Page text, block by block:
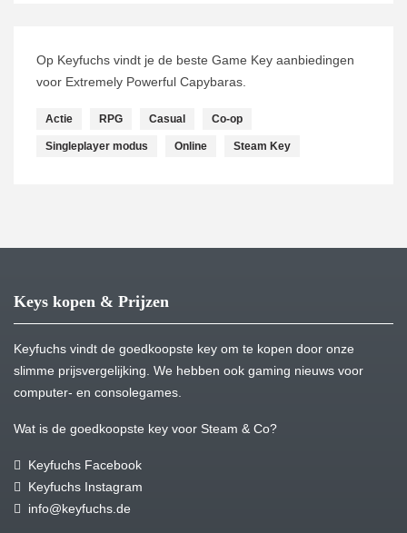
Op Keyfuchs vindt je de beste Game Key aanbiedingen
voor Extremely Powerful Capybaras.
Actie RPG Casual Co-op
Singleplayer modus Online Steam Key
Keys kopen & Prijzen
Keyfuchs vindt de goedkoopste key om te kopen door onze
slimme prijsvergelijking. We hebben ook gaming nieuws voor
computer- en consolegames.
Wat is de goedkoopste key voor Steam & Co?
Keyfuchs Facebook
Keyfuchs Instagram
info@keyfuchs.de